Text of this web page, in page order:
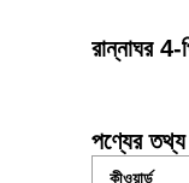
রান্নাঘর 4-
পণ্যের তথ্য
কীওয়ার্ড